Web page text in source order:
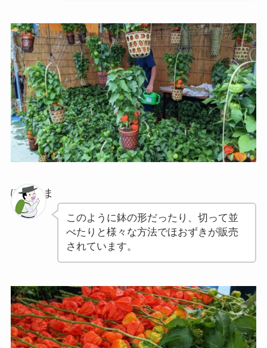
ぽちゃま
このように鉢の形だったり、切って並
べたりと様々な方法でほおずきが販売
されています。